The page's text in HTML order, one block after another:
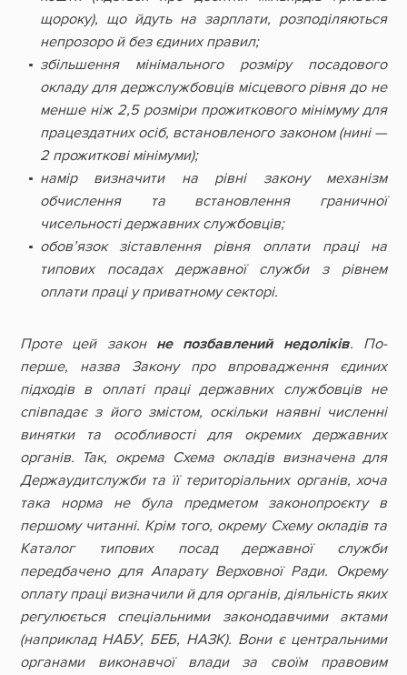
щороку), що йдуть на зарплати, розподіляються
непрозоро й без єдиних правил;
збільшення мінімального розміру посадового
окладу для держслужбовців місцевого рівня до не
менше ніж 2,5 розміри прожиткового мінімуму для
працездатних осіб, встановленого законом (нині —
2 прожиткові мінімуми);
намір визначити на рівні закону механізм
обчислення та встановлення граничної
чисельності державних службовців;
обов’язок зіставлення рівня оплати праці на
типових посадах державної служби з рівнем
оплати праці у приватному секторі.
Проте цей законне позбавлений недоліків. По-
перше, назва Закону про впровадження єдиних
підходів в оплаті праці державних службовців не
співпадає з його змістом, оскільки наявні численні
винятки та особливості для окремих державних
органів. Так, окрема Схема окладів визначена для
Держаудитслужби та її територіальних органів, хоча
така норма не була предметом законопроєкту в
першому читанні. Крім того, окрему Схему окладів та
Каталог типових посад державної служби
передбачено для Апарату Верховної Ради. Окрему
оплату праці визначили й для органів, діяльність яких
регулюється спеціальними законодавчими актами
(наприклад НАБУ, БЕБ, НАЗК). Вони є центральними
органами виконавчої влади за своїм правовим